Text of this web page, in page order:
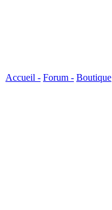
Accueil - Forum - Boutique